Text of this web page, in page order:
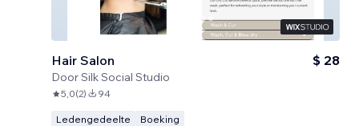
Hair Salon
DoorSilk Social Studio
$ 28
5,0(2) 94
Ledengedeelte Boeking